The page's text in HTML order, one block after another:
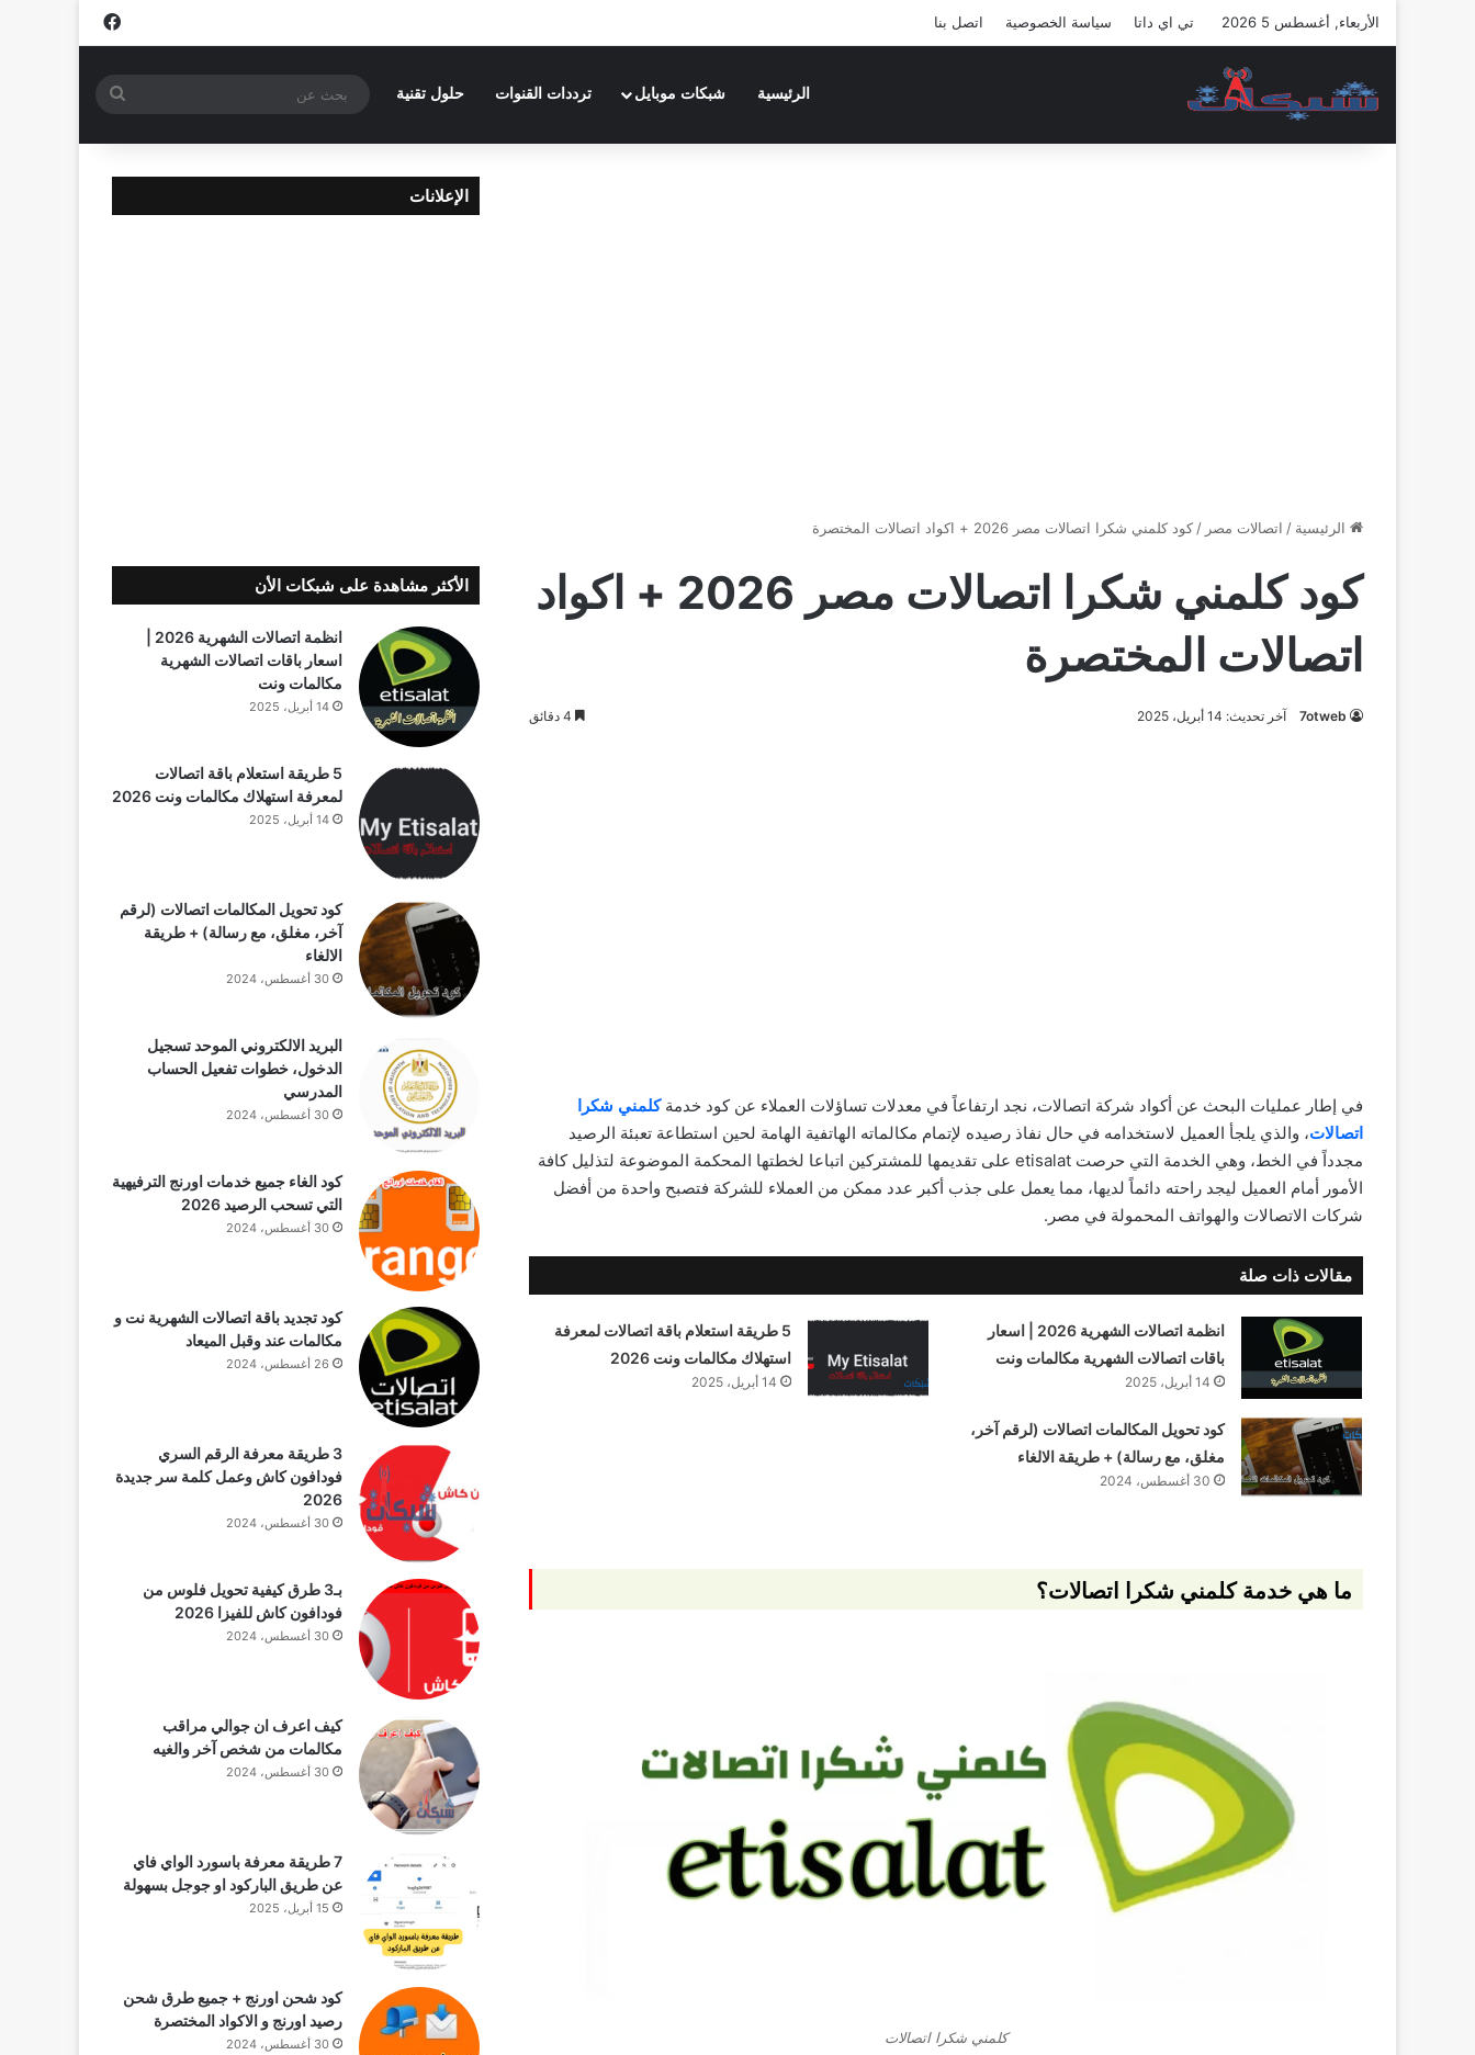
الأربعاء, أغسطس 5 2026 تي اي داتا سياسة الخصوصية اتصل بنا فيسبوك
الرئيسية شبكات موبايل ترددات القنوات حلول تقنية
بحث
الرئيسية / اتصالات مصر / كود كلمني شكرا اتصالات مصر 2026 + اكواد اتصالات المختصرة
كود كلمني شكرا اتصالات مصر 2026 + اكواد
اتصالات المختصرة
7otweb آخر تحديث: 14 أبريل، 2025
في إطار عمليات البحث عن أكواد شركة اتصالات، نجد ارتفاعاً في معدلات تساؤلات العملاء عن كود خدمةكلمني شكرا
اتصالات، والذي يلجأ العميل لاستخدامه في حال نفاذ رصيده لإتمام مكالماته الهاتفية الهامة لحين استطاعة تعبئة الرصيد
مجدداً في الخط، وهي الخدمة التي حرصت etisalat على تقديمها للمشتركين اتباعا لخطتها المحكمة الموضوعة لتذليل كافة
الأمور أمام العميل ليجد راحته دائماً لديها، مما يعمل على جذب أكبر عدد ممكن من العملاء للشركة فتصبح واحدة من أفضل
شركات الاتصالات والهواتف المحمولة في مصر.
مقالات ذات صلة
انظمة اتصالات الشهرية 2026 | اسعار
باقات اتصالات الشهرية مكالمات ونت
14 أبريل، 2025
5 طريقة استعلام باقة اتصالات لمعرفة
استهلاك مكالمات ونت 2026
14 أبريل، 2025
كود تحويل المكالمات اتصالات (لرقم آخر،
مغلق، مع رسالة) + طريقة الالغاء
30 أغسطس، 2024
ما هي خدمة كلمني شكرا اتصالات؟
كلمني شكرا اتصالات
الإعلانات
الأكثر مشاهدة على شبكات الأن
اسعار باقات اتصالات الشهرية
مكالمات ونت
14 أبريل، 2025
5 طريقة استعلام باقة اتصالات
لمعرفة استهلاك مكالمات ونت 2026
14 أبريل، 2025
كود تحويل المكالمات اتصالات (لرقم
آخر، مغلق، مع رسالة) + طريقة
الالغاء
30 أغسطس، 2024
البريد الالكتروني الموحد تسجيل
الدخول، خطوات تفعيل الحساب
المدرسي
30 أغسطس، 2024
كود الغاء جميع خدمات اورنج الترفيهية
التي تسحب الرصيد 2026
30 أغسطس، 2024
كود تجديد باقة اتصالات الشهرية نت و
مكالمات عند وقبل الميعاد
26 أغسطس، 2024
3 طريقة معرفة الرقم السري
فودافون كاش وعمل كلمة سر جديدة
2026
30 أغسطس، 2024
بـ3 طرق كيفية تحويل فلوس من
فودافون كاش للفيزا 2026
30 أغسطس، 2024
كيف اعرف ان جوالي مراقب
مكالمات من شخص آخر والغيه
30 أغسطس، 2024
7 طريقة معرفة باسورد الواي فاي
عن طريق الباركود او جوجل بسهولة
15 أبريل، 2025
كود شحن اورنج + جميع طرق شحن
رصيد اورنج و الاكواد المختصرة
30 أغسطس، 2024